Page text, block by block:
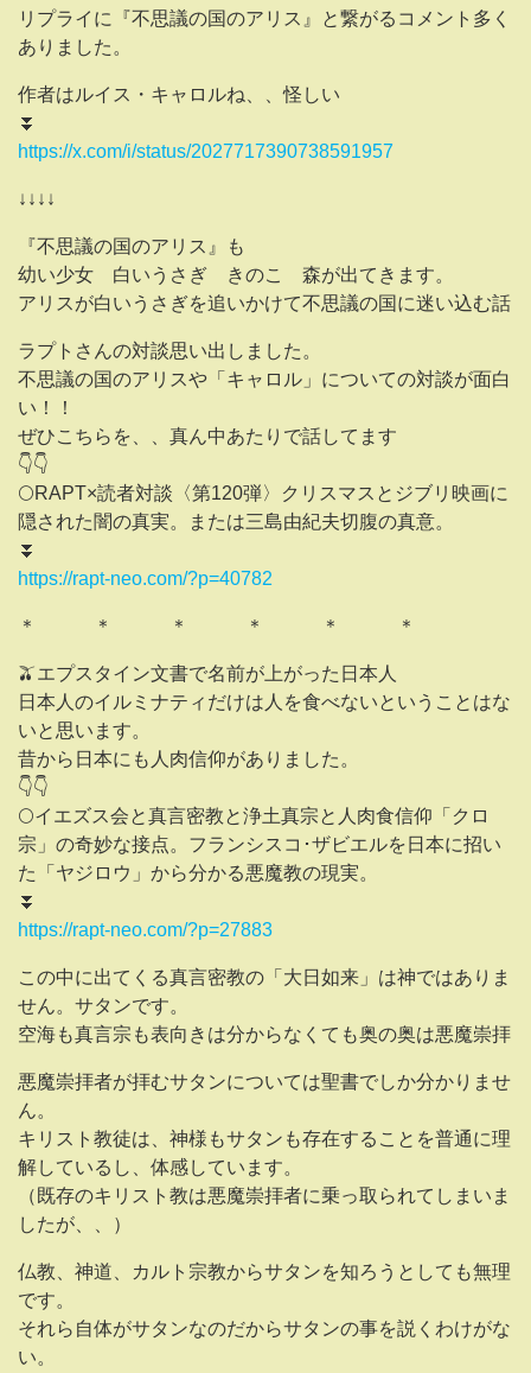
リプライに『不思議の国のアリス』と繋がるコメント多く
ありました。
作者はルイス・キャロルね、、怪しい
⏬️
https://x.com/i/status/2027717390738591957
↓↓↓↓
『不思議の国のアリス』も
幼い少女 白いうさぎ きのこ 森が出てきます。
アリスが白いうさぎを追いかけて不思議の国に迷い込む話
ラプトさんの対談思い出しました。
不思議の国のアリスや「キャロル」についての対談が面白
い！！
ぜひこちらを、、真ん中あたりで話してます
👇️👇️
🌕RAPT×読者対談〈第120弾〉クリスマスとジブリ映画に
隠された闇の真実。または三島由紀夫切腹の真意。
⏬️
https://rapt-neo.com/?p=40782
＊ ＊ ＊ ＊ ＊ ＊
🫒エプスタイン文書で名前が上がった日本人
日本人のイルミナティだけは人を食べないということはな
いと思います。
昔から日本にも人肉信仰がありました。
👇️👇️
🌕イエズス会と真言密教と浄土真宗と人肉食信仰「クロ
宗」の奇妙な接点。フランシスコ･ザビエルを日本に招い
た「ヤジロウ」から分かる悪魔教の現実。
⏬️
https://rapt-neo.com/?p=27883
この中に出てくる真言密教の「大日如来」は神ではありま
せん。サタンです。
空海も真言宗も表向きは分からなくても奥の奥は悪魔崇拝
悪魔崇拝者が拝むサタンについては聖書でしか分かりませ
ん。
キリスト教徒は、神様もサタンも存在することを普通に理
解しているし、体感しています。
（既存のキリスト教は悪魔崇拝者に乗っ取られてしまいま
したが、、）
仏教、神道、カルト宗教からサタンを知ろうとしても無理
です。
それら自体がサタンなのだからサタンの事を説くわけがな
い。